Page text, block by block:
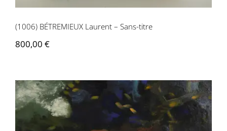
(1006) BÉTREMIEUX Laurent – Sans-titre
800,00 €